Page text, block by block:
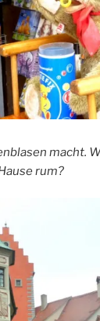
macht.
rum?